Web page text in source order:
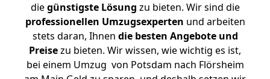
diegünstigste Lösung zu bieten. Wir sind die
professionellen Umzugsexperten und arbeiten
stets daran, Ihnen die besten Angebote und
Preisezu bieten. Wir wissen, wie wichtig es ist,
bei einem Umzug von Potsdam nach Flörsheim